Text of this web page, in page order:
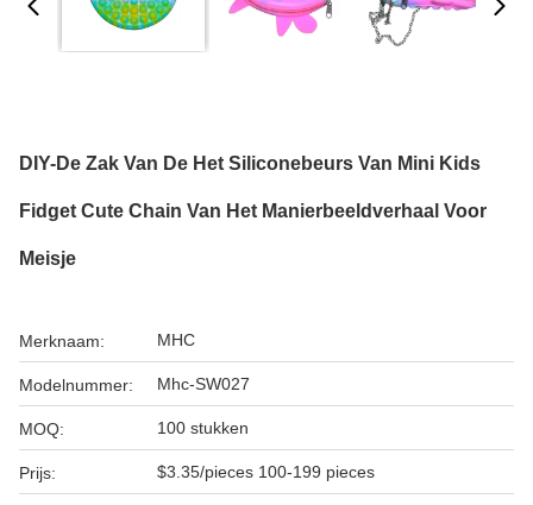
DIY-De Zak Van De Het Siliconebeurs Van Mini Kids
Fidget Cute Chain Van Het Manierbeeldverhaal Voor
Meisje
Merknaam: MHC
Modelnummer: Mhc-SW027
MOQ: 100 stukken
Prijs: $3.35/pieces 100-199 pieces